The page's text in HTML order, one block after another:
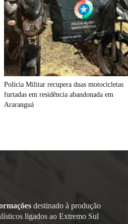
Polícia Militar recupera duas motocicletas
furtadas em residência abandonada em
Araranguá
destinado à produção
ligados ao Extremo Sul